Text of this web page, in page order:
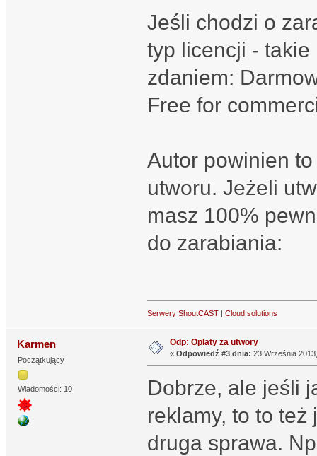
Jeśli chodzi o
typ licencji -
zdaniem:
Free for
Autor powinien
utworu. Jeżeli
masz 100%
do zarabiania:
Serwery ShoutCAST| Cloud solutions
Karmen
Początkujący
Wiadomości: 10
Odp: Oplaty za utwory
« Odpowiedź #3 dnia: 23 Września
Dobrze, ale jeśli
reklamy, to to
druga sprawa.